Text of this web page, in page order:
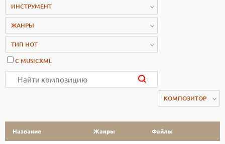
КОМПОЗИТОР
ИНСТРУМЕНТ
ЖАНРЫ
ТИП НОТ
С MUSICXML
Название Жанры Файлы